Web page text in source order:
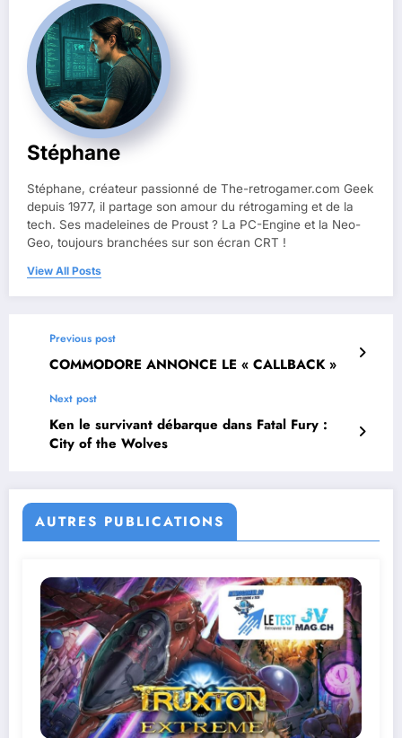
Stéphane
Stéphane, créateur passionné de The-retrogamer.com Geek
depuis 1977, il partage son amour du rétrogaming et de la
tech. Ses madeleines de Proust ? La PC-Engine et la Neo-
Geo, toujours branchées sur son écran CRT !
View All Posts
Previous post
COMMODORE ANNONCE LE « CALLBACK »
Next post
Ken le survivant débarque dans Fatal Fury :
City of the Wolves
AUTRES PUBLICATIONS